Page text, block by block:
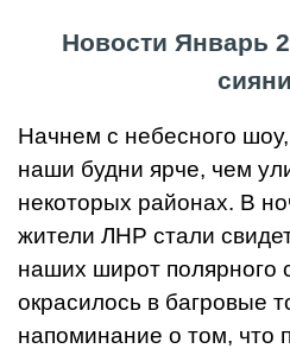
Новости Январь
Начнем с небесного
наши будни ярче, чем
некоторых районах. В
жители ЛНР стали
наших широт полярного
окрасилось в багровые
напоминание о том, что